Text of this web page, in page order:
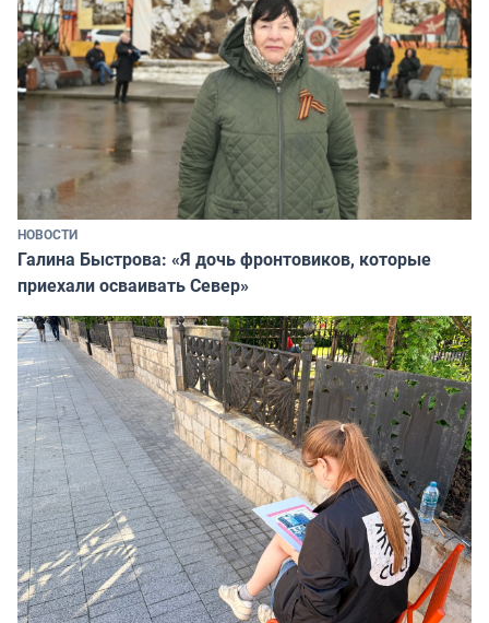
НОВОСТИ
Галина Быстрова: «Я дочь фронтовиков, которые
приехали осваивать Север»